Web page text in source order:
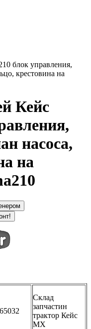
блок управления,
крестовина на
Кейс
насоса,
на
Склад
запчастин
трактор Кейс
МХ